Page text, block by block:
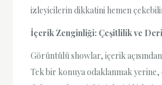
izleyicilerin dikkatini hemen
İçerik Zenginliği: Çeşitlilik ve
Görüntülü showlar, içerik
Tek bir konuya odaklanmak